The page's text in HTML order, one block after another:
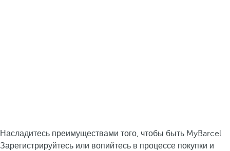
Насладитесь преимуществами того, чтобы быть MyBarcel
Зарегистрируйтесь или вопийтесь в процессе покупки и